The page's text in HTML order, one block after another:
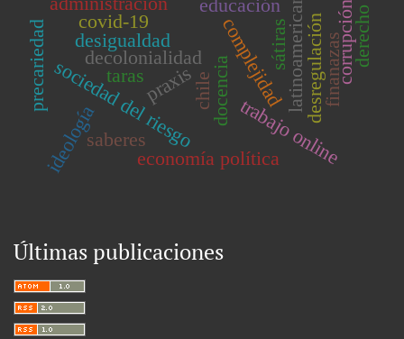
decolonialidad complejidad
docencia
sociedad del riesgo trabajo online
precariedad latinoamericanismo
educación
praxis
desigualdad desregulación
covid-19
ideología
finanazas
economía política
chile
taras
sátiras corrupción
saberes
Últimas publicaciones